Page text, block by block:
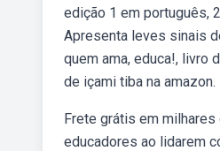
edição 1 em português,
Apresenta leves sinais
quem ama, educa!, livro
de içami tiba na amazon.
Frete grátis em
educadores ao lidarem